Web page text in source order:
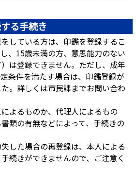
る手続き
している方は、印鑑を登録するこ
、15歳未満の方、意思能力のない
は登録できません。ただし、成年
条件を満たす場合は、印鑑登録が
。詳しくは市民課までお問い合わ
よるものか、代理人によるもの
類の有無などによって、手続きの
した場合の再登録は、本人による
続きができませんので、ご注意く